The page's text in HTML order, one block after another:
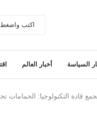
السياسة أخبار العالم
قادة التكنولوجيا: الحمامات